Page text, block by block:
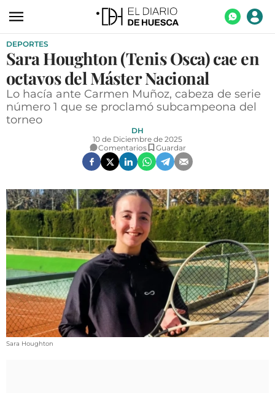
ACTUALIDAD
ECONOMÍA
TECNOLOGÍA
TURISMO
SOCIEDAD
OPINIÓN
GALERÍAS
VÍDEOS
CONTACTAR
AGENDA
CARTELERA
DEPORTES
Sara Houghton (Tenis Osca) cae en
octavos del Máster Nacional
Lo hacía ante Carmen Muñoz, cabeza de serie
número 1 que se proclamó subcampeona del
torneo
DH
10 de Diciembre de 2025
Comentarios
Guardar
Sara Houghton